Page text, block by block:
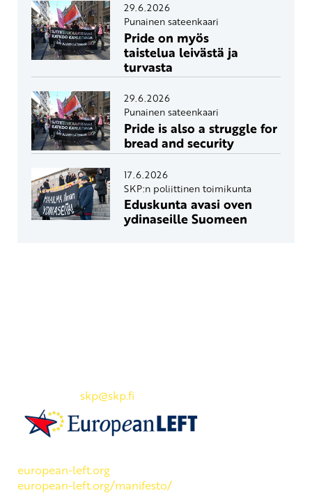
29.6.2026
Punainen sateenkaari
Pride on myös
taistelua leivästä ja
turvasta
29.6.2026
Punainen sateenkaari
Pride is also a struggle for
bread and security
17.6.2026
SKP:n poliittinen toimikunta
Eduskunta avasi oven
ydinaseille Suomeen
skp@skp.fi
european-left.org
european-left.org/manifesto/